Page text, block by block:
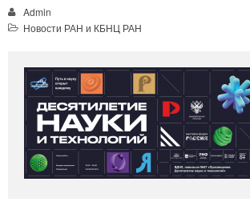
Admin
Новости РАН и КБНЦ РАН